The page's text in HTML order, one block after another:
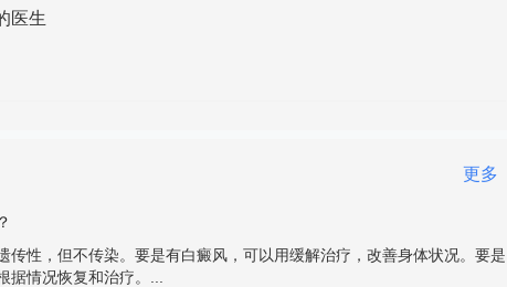
医生
更多
传性，但不传染。要是有白癜风，可以用缓解治疗，改善身体状况。要是
据情况恢复和治疗。...